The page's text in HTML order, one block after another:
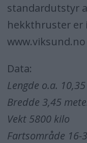
standardutstyr
hekkthruster er
www.viksund.no
Data:
Lengde o.a.
Bredde 3,45
Vekt 5800 kilo
Fartsområde 16-